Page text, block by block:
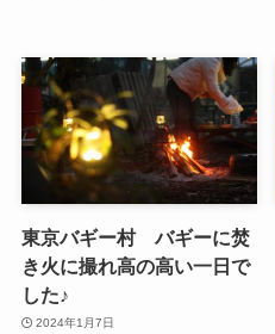
東京バギー村 バギーに焚
き火に撮れ高の高い一日で
した♪
2024年1月7日